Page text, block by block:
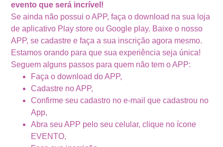
evento que será incrível!
Se ainda não possui o APP, faça o download na sua loja
de aplicativo Play store ou Google play. Baixe o nosso
APP, se cadastre e faça a sua inscrição agora mesmo.
Estamos orando para que sua experiência seja única!
Seguem alguns passos para quem não tem o APP:
Faça o download do APP,
Cadastre no APP,
Confirme seu cadastro no e-mail que cadastrou no
App,
Abra seu APP pelo seu celular, clique no ícone
EVENTO,